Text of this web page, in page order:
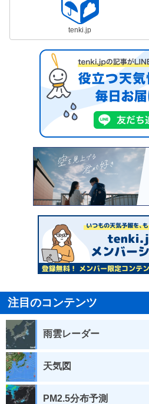
tenki.jp
注目のコンテンツ
雨雲レーダー
天気図
PM2.5分布予測